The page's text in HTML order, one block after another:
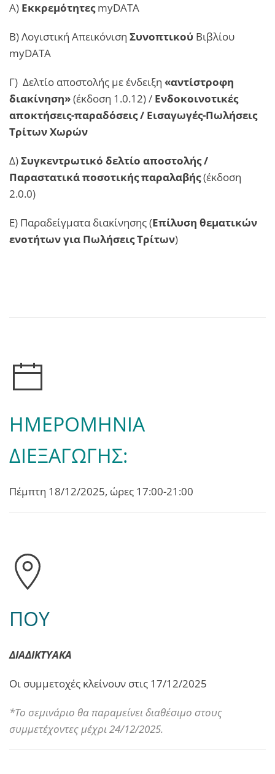
Α) ΕκκρεμότητεςmyDATA
Β) Λογιστική Απεικόνιση Συνοπτικού Βιβλίου
myDATA
Γ) Δελτίο αποστολής με ένδειξη «αντίστροφη
διακίνηση»(έκδοση 1.0.12) / Ενδοκοινοτικές
αποκτήσεις-παραδόσεις / Εισαγωγές-Πωλήσεις
Τρίτων Χωρών
Δ)Συγκεντρωτικό δελτίο αποστολής /
Παραστατικά ποσοτικής παραλαβής(έκδοση
2.0.0)
Ε) Παραδείγματα διακίνησης (Επίλυση θεματικών
ενοτήτων για Πωλήσεις Τρίτων)
ΗΜΕΡΟΜΗΝΙΑ
ΔΙΕΞΑΓΩΓΗΣ:
Πέμπτη 18/12/2025, ώρες 17:00-21:00
ΠΟΥ
ΔΙΑΔΙΚΤΥΑΚΑ
Οι συμμετοχές κλείνουν στις 17/12/2025
*Το σεμινάριο θα παραμείνει διαθέσιμο στους
συμμετέχοντες μέχρι 24/12/2025.